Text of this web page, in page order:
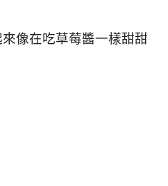
像在吃草莓醬一樣甜甜